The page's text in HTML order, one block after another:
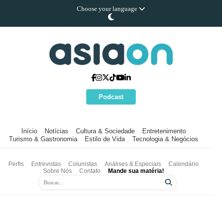
Choose your language
Podcast
Início Notícias Cultura & Sociedade
Entretenimento
Turismo & Gastronomia
Estilo de Vida Tecnologia & Negócios
Perfis Entrevistas Colunistas Análises & Especiais
Calendário
Sobre Nós
Contato Mande sua matéria!